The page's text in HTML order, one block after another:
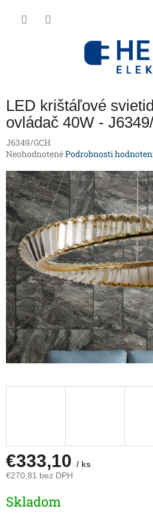
LED krištáľové
ovládač 40W -
J6349/GCH
Priemerné
produktu
je
0,0
z
5
hviezdičiek.
NeohodnotenéPodrobnosti
€333,10 / ks
€270,81 bez DPH
cena:
Skladom